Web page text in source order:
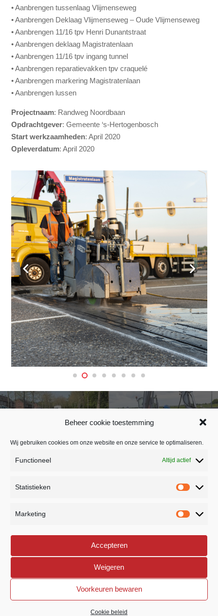
Beheer cookie toestemming
Wij gebruiken cookies om onze website en onze service te optimaliseren.
Functioneel Altijd actief
Statistieken
Marketing
Accepteren
Weigeren
Voorkeuren bewaren
Cookie beleid
• Aanbrengen tussenlaag Vlijmenseweg
• Aanbrengen Deklaag Vlijmenseweg – Oude Vlijmenseweg
• Aanbrengen 11/16 tpv Henri Dunantstraat
• Aanbrengen deklaag Magistratenlaan
• Aanbrengen 11/16 tpv ingang tunnel
• Aanbrengen reparatievakken tpv craquelé
• Aanbrengen markering Magistratenlaan
• Aanbrengen lussen
Projectnaam: Randweg Noordbaan
Opdrachtgever: Gemeente ‘s-Hertogenbosch
Start werkzaamheden: April 2020
Opleverdatum: April 2020
Parklaan Vlijmen
Hertogenbosch Zuidbaan
home
5391 LR NULAND
INFO@ROYVERSTEGEN.NL
©2026 All rights reserved. Roy Verstegen | Created and
developed byImpact Presentations